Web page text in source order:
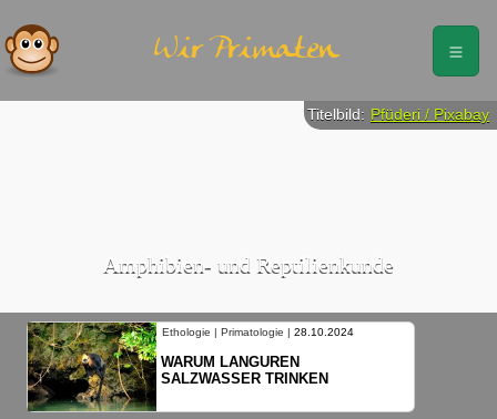
Wir Primaten
Titelbild: Pfüderi / Pixabay
Amphibien- und Reptilienkunde
Ethologie | Primatologie | 28.10.2024
WARUM LANGUREN
SALZWASSER TRINKEN